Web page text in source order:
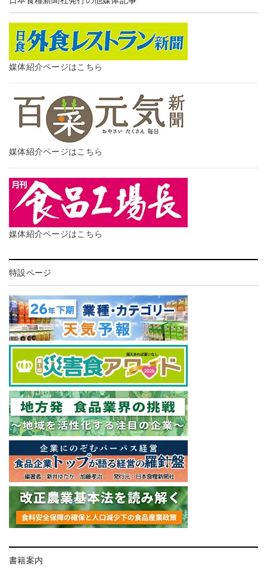
媒体紹介ページはこちら
媒体紹介ページはこちら
媒体紹介ページはこちら
特設ページ
書籍案内